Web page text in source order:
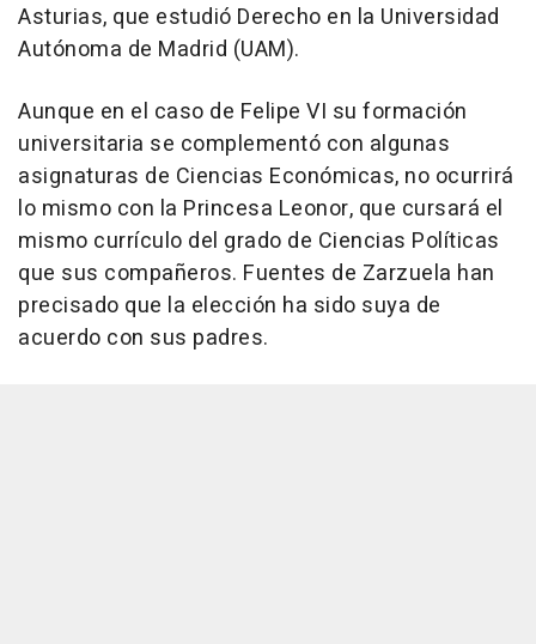
Asturias, que estudió Derecho en la Universidad
Autónoma de Madrid (UAM).
Aunque en el caso de Felipe VI su formación
universitaria se complementó con algunas
asignaturas de Ciencias Económicas, no ocurrirá
lo mismo con la Princesa Leonor, que cursará el
mismo currículo del grado de Ciencias Políticas
que sus compañeros. Fuentes de Zarzuela han
precisado que la elección ha sido suya de
acuerdo con sus padres.